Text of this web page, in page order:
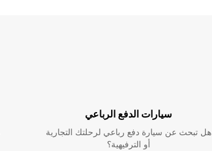
سيارات الدفع الرباعي
هل تبحث عن سيارة دفع رباعي لرحلتك التجارية
أو الترفيهية؟